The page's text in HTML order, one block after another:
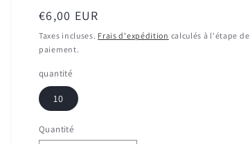
Prix
habituel
€6,00 EUR
Taxes incluses. Frais d'expédition calculés à l'étape de
paiement.
quantité
10
Quantité